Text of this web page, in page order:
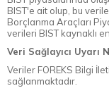
BIST'e ait olup, bu
Borçlanma Araçları
verileri BIST kaynaklı
Veri Sağlayıcı Uyarı
Veriler FOREKS Bilgi
sağlanmaktadır.